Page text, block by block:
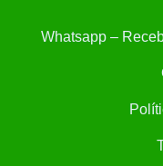
Whatsapp –